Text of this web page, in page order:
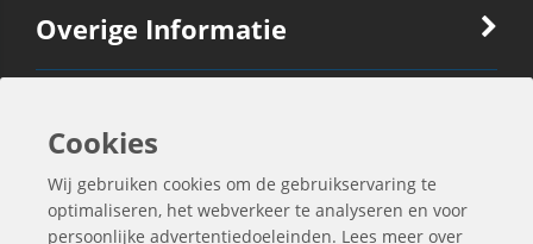
Overige Informatie
Ook Interessant
Contactgegevens
Cookies
Wij gebruiken cookies om de gebruikservaring te
optimaliseren, het webverkeer te analyseren en voor
persoonlijke advertentiedoeleinden. Lees meer over